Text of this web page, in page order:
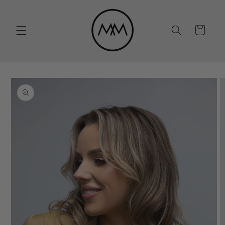
Krepšelis
Pereiti prie
informacijos
apie gaminį